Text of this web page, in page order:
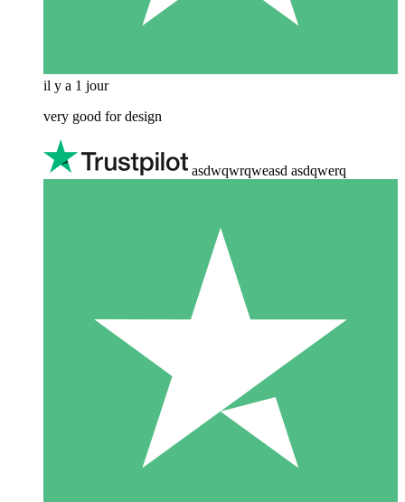
il y a 1 jour
very good for design
asdwqwrqweasd asdqwerq